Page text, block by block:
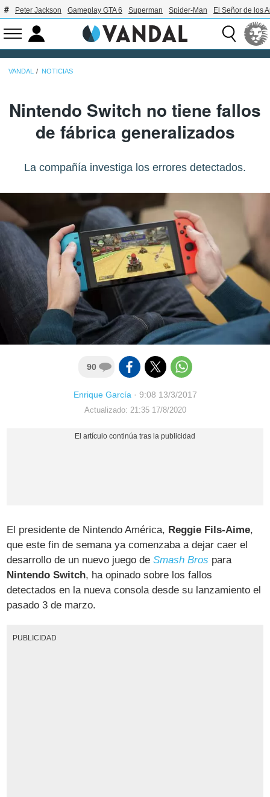
Peter Jackson Gameplay GTA 6 Superman Spider-Man El Señor de los
VANDAL NOTICIAS
Nintendo Switch no tiene fallos
de fábrica generalizados
La compañía investiga los errores detectados.
90
Enrique García· 9:08 13/3/2017
Actualizado: 21:35 17/8/2020
El presidente de Nintendo América, Reggie Fils-Aime,
que este fin de semana ya comenzaba a dejar caer el
desarrollo de un nuevo juego deSmash Bros para
Nintendo Switch, ha opinado sobre los fallos
detectados en la nueva consola desde su lanzamiento el
pasado 3 de marzo.
PUBLICIDAD